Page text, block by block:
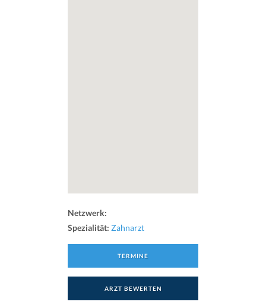
Netzwerk:
Spezialität: Zahnarzt
TERMINE
ARZT BEWERTEN